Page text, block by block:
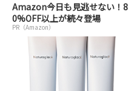
Amazon今日も見逃せない！8
0%OFF以上が続々登場
PR（Amazon）